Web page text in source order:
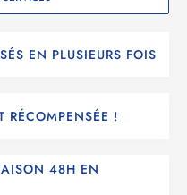
ou Sans fin.
EN PLUSIEURS FOIS
RÉCOMPENSÉE !
48H EN